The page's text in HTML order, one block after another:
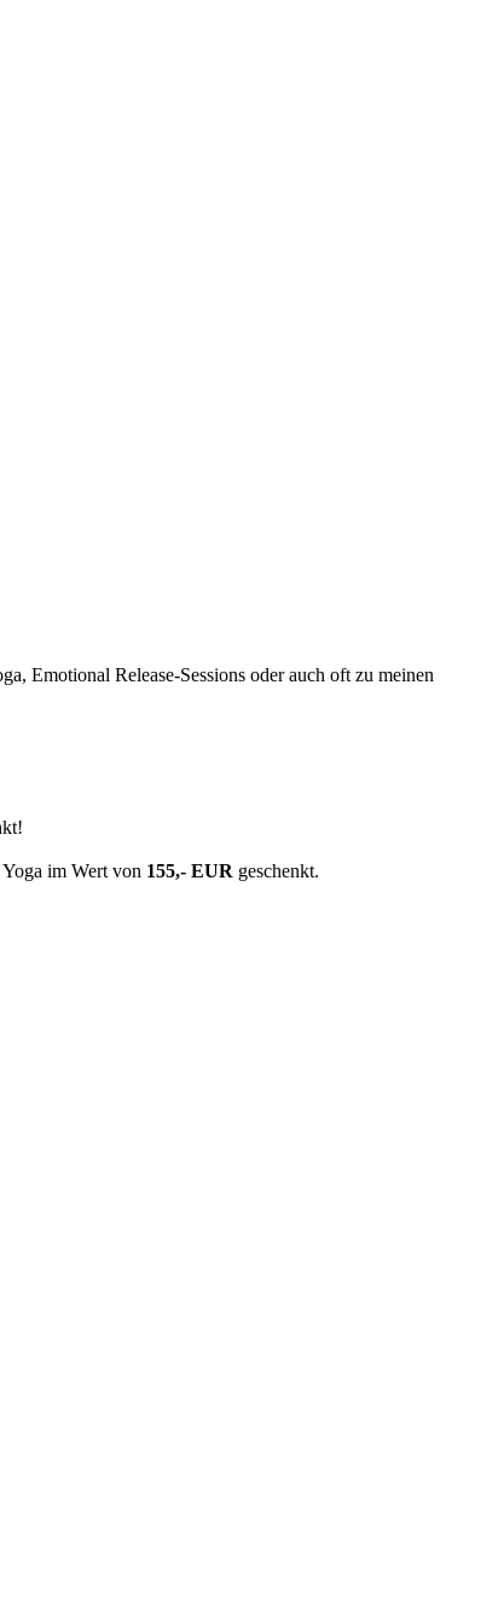
Emotional Release-Sessions oder auch oft zu meinen
im Wert von 155,- EUR geschenkt.